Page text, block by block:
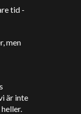
tid -
men
är inte